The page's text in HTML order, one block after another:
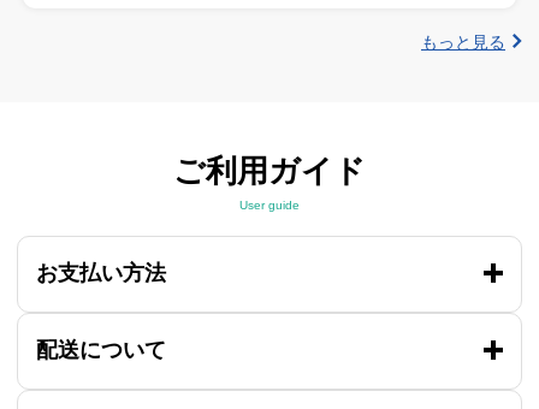
もっと見る
ご利用ガイド
User guide
お支払い方法
配送について